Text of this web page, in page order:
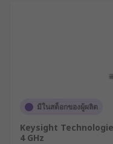
มีในสต็อกของผู้ผลิต
Keysight
4 GHz